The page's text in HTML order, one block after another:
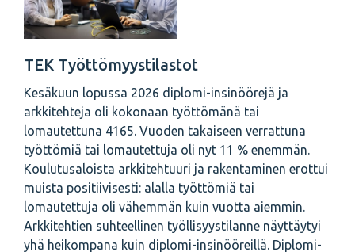
TEK Työttömyystilastot
Kesäkuun lopussa 2026 diplomi-insinöörejä ja
arkkitehteja oli kokonaan työttömänä tai
lomautettuna 4165. Vuoden takaiseen verrattuna
työttömiä tai lomautettuja oli nyt 11 % enemmän.
Koulutusaloista arkkitehtuuri ja rakentaminen erottui
muista positiivisesti: alalla työttömiä tai
lomautettuja oli vähemmän kuin vuotta aiemmin.
Arkkitehtien suhteellinen työllisyystilanne näyttäytyi
yhä heikompana kuin diplomi-insinööreillä. Diplomi-